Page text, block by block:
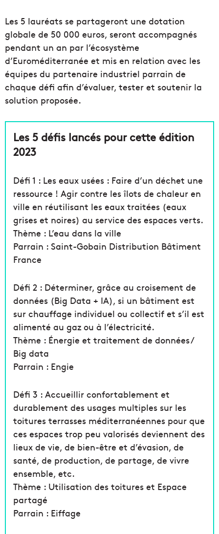
Les 5 lauréats se partageront une dotation
globale de 50 000 euros, seront accompagnés
pendant un an par l’écosystème
d’Euroméditerranée et mis en relation avec les
équipes du partenaire industriel parrain de
chaque défi afin d’évaluer, tester et soutenir la
solution proposée.
Les 5 défis lancés pour cette édition
2023
Défi 1 : Les eaux usées : Faire d’un déchet une
ressource ! Agir contre les îlots de chaleur en
ville en réutilisant les eaux traitées (eaux
grises et noires) au service des espaces verts.
Thème : L’eau dans la ville
Parrain : Saint-Gobain Distribution Bâtiment
France
Défi 2 : Déterminer, grâce au croisement de
données (Big Data + IA), si un bâtiment est
sur chauffage individuel ou collectif et s’il est
alimenté au gaz ou à l’électricité.
Thème : Énergie et traitement de données /
Big data
Parrain : Engie
Défi 3 : Accueillir confortablement et
durablement des usages multiples sur les
toitures terrasses méditerranéennes pour que
ces espaces trop peu valorisés deviennent des
lieux de vie, de bien-être et d’évasion, de
santé, de production, de partage, de vivre
ensemble, etc.
Thème : Utilisation des toitures et Espace
partagé
Parrain : Eiffage